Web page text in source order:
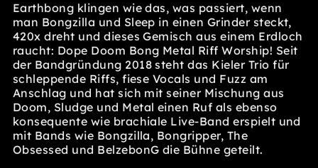
Earthbong klingen wie das, was passiert, wenn
man Bongzilla und Sleep in einen Grinder steckt,
420x dreht und dieses Gemisch aus einem Erdloch
raucht: Dope Doom Bong Metal Riff Worship! Seit
der Bandgründung 2018 steht das Kieler Trio für
schleppende Riffs, fiese Vocals und Fuzz am
Anschlag und hat sich mit seiner Mischung aus
Doom, Sludge und Metal einen Ruf als ebenso
konsequente wie brachiale Live-Band erspielt und
mit Bands wie Bongzilla, Bongripper, The
Obsessed und BelzebonG die Bühne geteilt.